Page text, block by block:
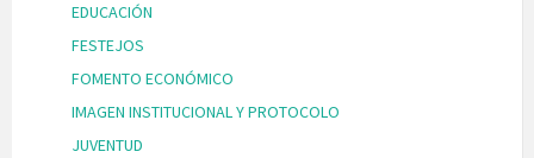
EDUCACIÓN
FESTEJOS
FOMENTO ECONÓMICO
IMAGEN INSTITUCIONAL Y PROTOCOLO
JUVENTUD